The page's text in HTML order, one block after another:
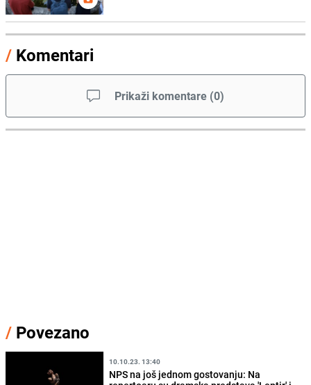
/ Komentari
Prikaži komentare (0)
/ Povezano
10.10.23. 13:40
NPS na još jednom gostovanju: Na